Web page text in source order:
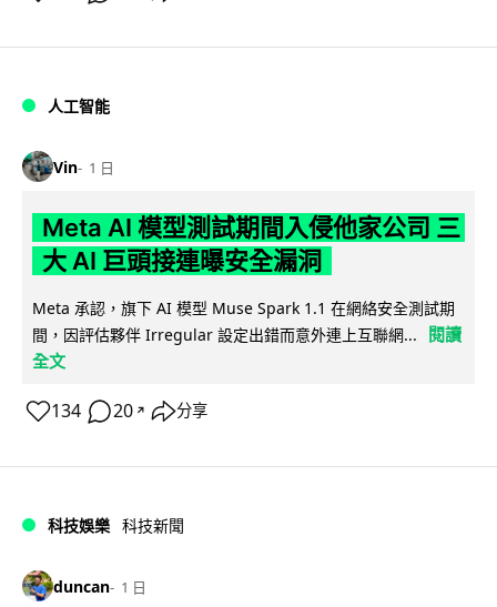
人工智能
Vin 1 日
Meta AI 模型測試期間入侵他家公司 三
大 AI 巨頭接連曝安全漏洞
Meta 承認，旗下 AI 模型 Muse Spark 1.1 在網絡安全測試期
間，因評估夥伴 Irregular 設定出錯而意外連上互聯網...
閱讀
全文
134 20 ↗ 分享
科技娛樂 科技新聞
duncan 1 日